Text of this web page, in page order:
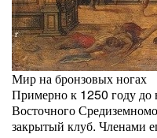
Мир на бронзовых ногах
Примерно к 1250 году
Восточного
закрытый клуб. Членами